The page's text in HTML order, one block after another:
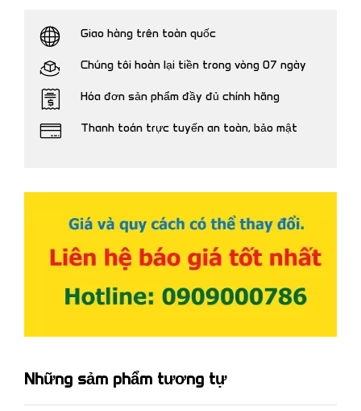
Giao hàng trên toàn quốc
Chúng tôi hoàn lại tiền trong vòng 07 ngày
Hóa đơn sản phẩm đầy đủ chính hãng
Thanh toán trực tuyến an toàn, bảo mật
Những sảm phẩm tương tự